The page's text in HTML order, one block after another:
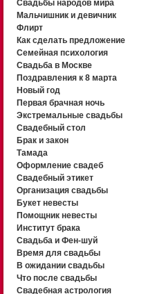
Свадьбы народов мира
Мальчишник и девичник
Флирт
Как сделать предложение
Семейная психология
Свадьба в Москве
Поздравления к 8 марта
Новый год
Первая брачная ночь
Экстремальные свадьбы
Свадебный стол
Брак и закон
Тамада
Оформление свадеб
Свадебный этикет
Организация свадьбы
Букет невесты
Помощник невесты
Институт брака
Свадьба и Фен-шуй
Время для свадьбы
В ожидании свадьбы
Что после свадьбы
Свадебная астрология